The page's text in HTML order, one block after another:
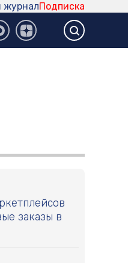
Подписка
журнал
заказы в